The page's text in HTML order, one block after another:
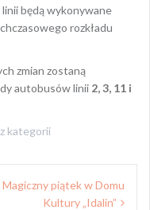
będą wykonywane
rozkładu
zmian zostaną
autobusów linii 2, 3, 11 i
kategorii
Magiczny piątek w Domu
Kultury „Idalin”